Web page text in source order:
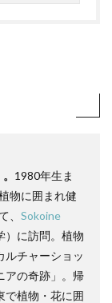
1980年生ま
物に囲まれ健
、 Sokoine
）に訪問。植物
ルチャーショッ
アの奇跡」。帰
で植物・花に囲